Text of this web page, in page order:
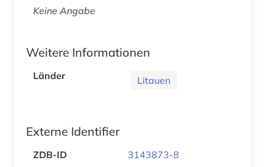
Keine Angabe
Weitere Informationen
Länder Litauen
Externe Identifier
ZDB-ID 3143873-8